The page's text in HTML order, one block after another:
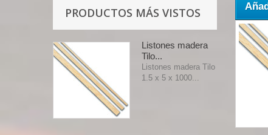
PRODUCTOS MÁS VISTOS
Listones madera
Tilo...
Listones madera Tilo
1.5 x 5 x 1000...